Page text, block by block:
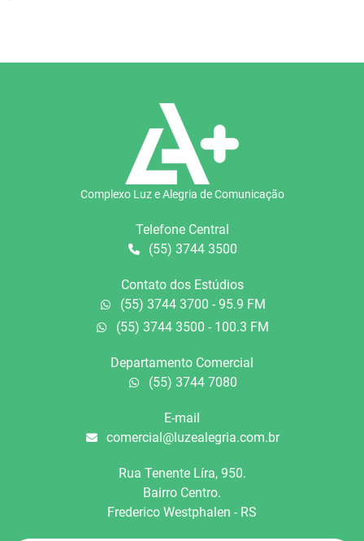
Complexo Luz e Alegria de Comunicação
Telefone Central
(55) 3744 3500
Contato dos Estúdios
(55) 3744 3700 - 95.9 FM
(55) 3744 3500 - 100.3 FM
Departamento Comercial
(55) 3744 7080
E-mail
comercial@luzealegria.com.br
Rua Tenente Líra, 950.
Bairro Centro.
Frederico Westphalen - RS